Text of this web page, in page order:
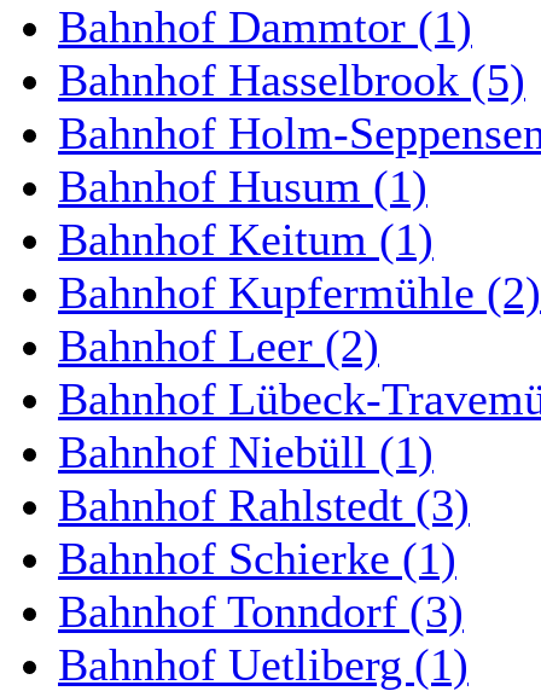
Bahnhof Dammtor (1)
Bahnhof Hasselbrook (5)
Bahnhof Holm-
Bahnhof Husum (1)
Bahnhof Keitum (1)
Bahnhof Kupfermühle (2)
Bahnhof Leer (2)
Bahnhof Lübeck-
Bahnhof Niebüll (1)
Bahnhof Rahlstedt (3)
Bahnhof Schierke (1)
Bahnhof Tonndorf (3)
Bahnhof Uetliberg (1)